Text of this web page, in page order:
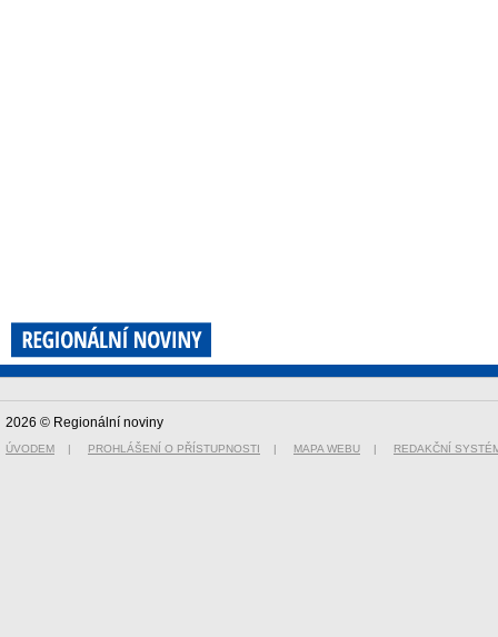
2026 © Regionální noviny
ÚVODEM | PROHLÁŠENÍ O PŘÍSTUPNOSTI | MAPA WEBU | REDAKČNÍ